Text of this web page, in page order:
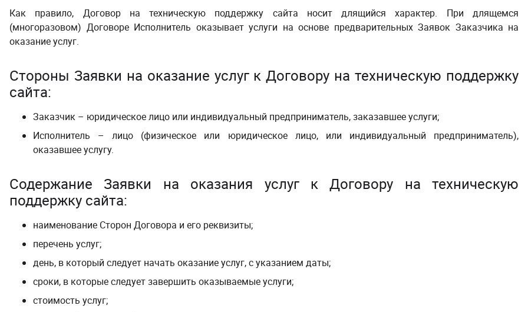
Как правило, Договор на техническую поддержку сайта носит длящийся характер. При длящемся
(многоразовом) Договоре Исполнитель оказывает услуги на основе предварительных Заявок Заказчика на
оказание услуг.
Стороны Заявки на оказание услуг к Договору на техническую поддержку
сайта:
Заказчик – юридическое лицо или индивидуальный предприниматель, заказавшее услуги;
Исполнитель – лицо (физическое или юридическое лицо, или индивидуальный предприниматель),
оказавшее услугу.
Содержание Заявки на оказания услуг к Договору на техническую
поддержку сайта:
наименование Сторон Договора и его реквизиты;
перечень услуг;
день, в который следует начать оказание услуг, с указанием даты;
сроки, в которые следует завершить оказываемые услуги;
стоимость услуг;